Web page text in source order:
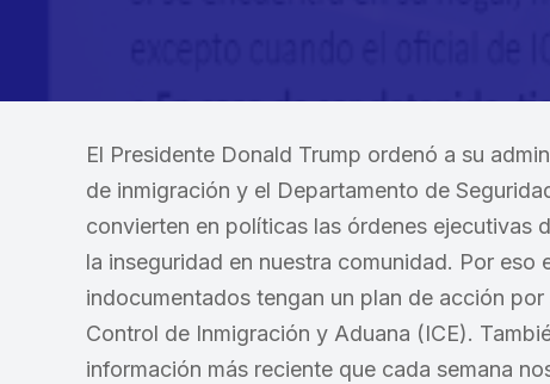
El Presidente Donald Trump ordenó a su
de inmigración y el Departamento de
convierten en políticas las órdenes ejecutivas
la inseguridad en nuestra comunidad. Por
indocumentados tengan un plan de acción
Control de Inmigración y Aduana (ICE).
información más reciente que cada semana